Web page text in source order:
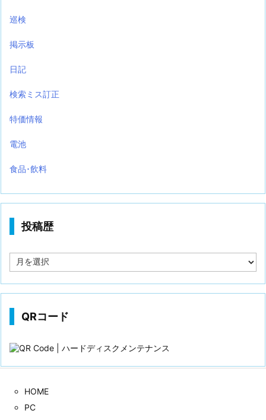
巡検
掲示板
日記
検索ミス訂正
特価情報
電池
食品･飲料
投稿歴
稿
QRコード
HOME
PC